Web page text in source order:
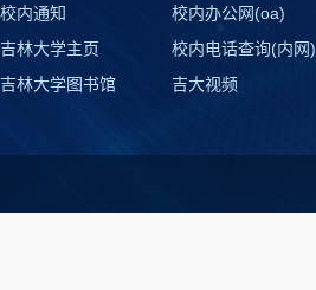
校内通知 校内办公网(oa)
吉林大学主页
校内电话查询(内网)
吉林大学图书馆
吉大视频